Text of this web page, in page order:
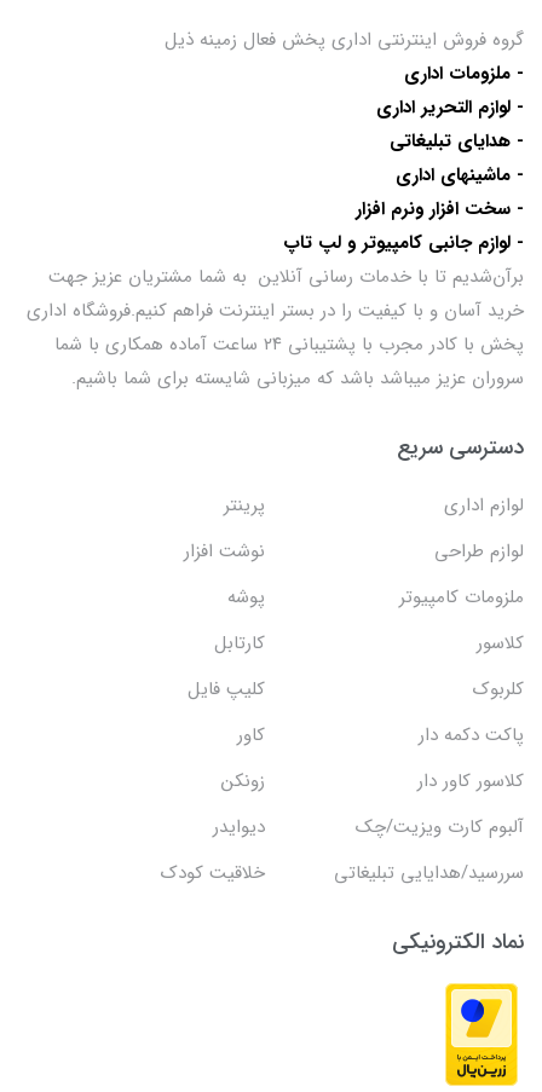
گروه فروش اینترنتی اداری پخش فعال زمینه ذیل
- ملزومات اداری
- لوازم التحریر اداری
- هدایای تبلیغاتی
- ماشینهای اداری
- سخت افزار ونرم افزار
- لوازم جانبی کامپیوتر و لپ تاپ
برآن‌شدیم تا با خدمات رسانی آنلاین به شما مشتریان عزیز جهت
خرید آسان و با کیفیت را در بستر اینترنت فراهم کنیم.فروشگاه اداری
پخش با کادر مجرب با پشتیبانی ۲۴ ساعت آماده همکاری با شما
سروران عزیز میباشد باشد که میزبانی شایسته برای شما باشیم.
دسترسی سریع
لوازم اداری
پرینتر
لوازم طراحی
نوشت افزار
ملزومات کامپیوتر
پوشه
کلاسور
کارتابل
کلربوک
کلیپ فایل
پاکت دکمه دار
کاور
کلاسور کاور دار
زونکن
آلبوم کارت ویزیت/چک
دیوایدر
سررسید/هدایایی تبلیغاتی
خلاقیت کودک
نماد الکترونیکی